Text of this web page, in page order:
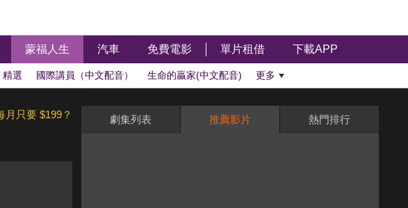
蒙福人生 汽車 免費電影 單片租借 下載APP
精選 國際講員（中文配音） 生命的贏家(中文配音) 更多
月只要 $199？ 劇集列表 推薦影片 熱門排行